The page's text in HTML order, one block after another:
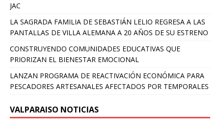
JAC
LA SAGRADA FAMILIA DE SEBASTIÁN LELIO REGRESA A LAS
PANTALLAS DE VILLA ALEMANA A 20 AÑOS DE SU ESTRENO
CONSTRUYENDO COMUNIDADES EDUCATIVAS QUE
PRIORIZAN EL BIENESTAR EMOCIONAL
LANZAN PROGRAMA DE REACTIVACIÓN ECONÓMICA PARA
PESCADORES ARTESANALES AFECTADOS POR TEMPORALES
VALPARAISO NOTICIAS